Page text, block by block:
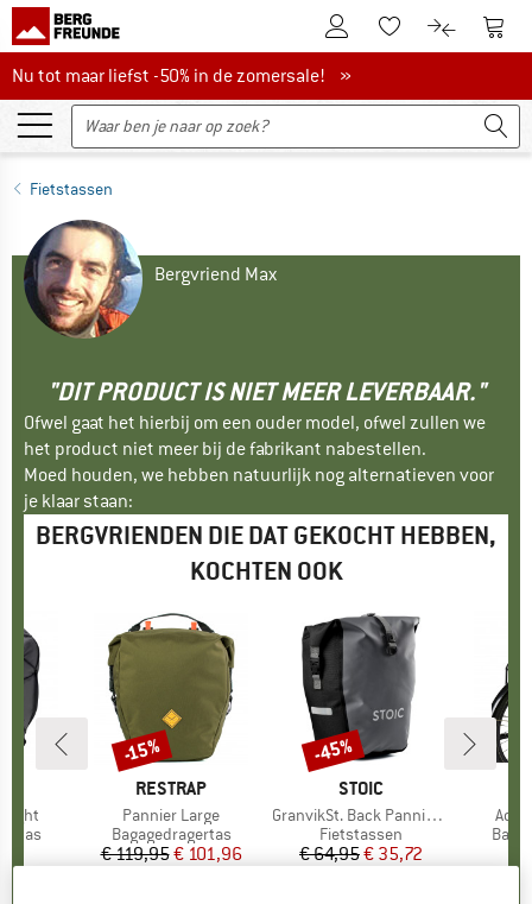
De klantenaccount
Naar deNaar de
Nu tot maar liefst -50% in de zomersale!
Nu tot maar liefst -50% in de zomersale! »
Fietstassen
Bergvriend Max
"DIT PRODUCT IS NIET MEER LEVERBAAR."
Ofwel gaat het hierbij om een ouder model, ofwel zullen we
het product niet meer bij de fabrikant nabestellen.
Moed houden, we hebben natuurlijk nog alternatieven voor
je klaar staan:
BERGVRIENDEN DIE DAT GEKOCHT HEBBEN,
KOCHTEN OOK
Light
MERK
RESTRAP
Artikel
Pannier Large
Productgroep
Bagagedragertas
Prijs
€ 119,95Verlaagde prijs
€ 101,96
Korting
-15%
MERK
STOIC
Artikel
GranvikSt. Back Pannier 22
Productgroep
Fietstassen
Prijs
€ 64,95Verlaagde prijs
€ 35,72
Korting
-45%